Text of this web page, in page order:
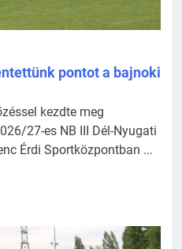
pontot a bajnoki
kezdte meg
27-es NB III Dél-Nyugati
Érdi Sportközpontban ...